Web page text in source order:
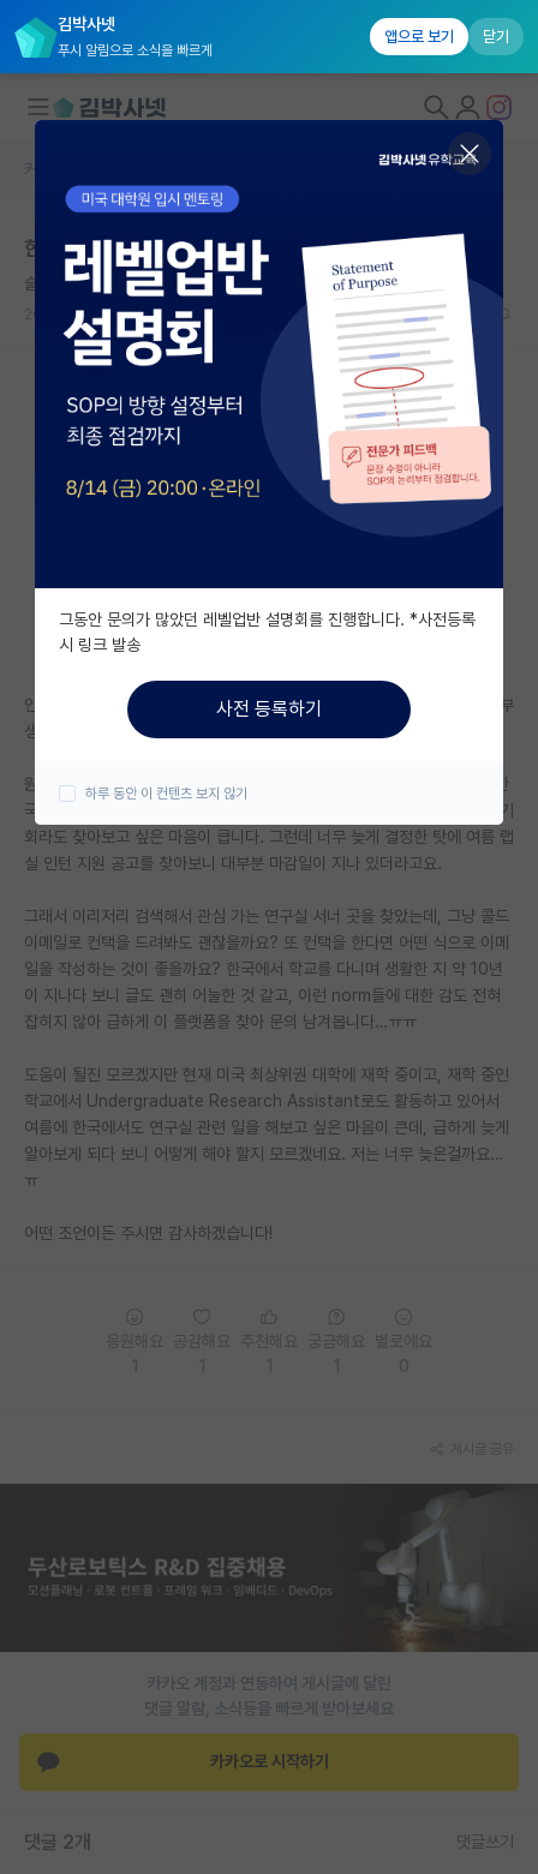
김박사넷
푸시 알림으로 소식을 빠르게
앱으로 보기 닫기
대학원생 모집
국내대학원 정보
연구실&오픈랩
커뮤니티
커뮤니티 홈
전체글보기
베스트 게시판
자유 게시판(아무개랩)
미국 유학 게시판
미국 대학원 합격 후기 게시판
대학원생 모집 게시판
연구실(PI) 홍보 게시판
석박사 채용 정보 게시판
임용 정보 게시판
학부 인턴 게시판
취업 게시판
임용 후기 게시판
PI 전용 게시판
인문사회 계열 게시판
반도체 아카데미
커뮤니티 홈
한국 대학 연구실 여름 학부연구생 관련 문의드립니다
슬기로운 피보나치
2026.06.10 2 1813
안녕하세요, 저는 현재 미국에서 대학교를 다니고 있는 3학년 올라가는 학부
생입니다.
원래 여름 동안 미국에서 인턴을 할 예정이었는데, 급하게 개인 사정으로 한
국으로 돌아가기로 이제야 결정하게 되어 한국에서 랩실 인턴이나 어떠한 기
회라도 찾아보고 싶은 마음이 큽니다. 그런데 너무 늦게 결정한 탓에 여름 랩
실 인턴 지원 공고를 찾아보니 대부분 마감일이 지나 있더라고요.
그래서 이리저리 검색해서 관심 가는 연구실 서너 곳을 찾았는데, 그냥 콜드
이메일로 컨택을 드려봐도 괜찮을까요? 또 컨택을 한다면 어떤 식으로 이메
일을 작성하는 것이 좋을까요? 한국에서 학교를 다니며 생활한 지 약 10년
이 지나다 보니 글도 괜히 어눌한 것 같고, 이런 norm들에 대한 감도 전혀
잡히지 않아 급하게 이 플랫폼을 찾아 문의 남겨봅니다…ㅠㅠ
도움이 될진 모르겠지만 현재 미국 최상위권 대학에 재학 중이고, 재학 중인
학교에서 Undergraduate Research Assistant로도 활동하고 있어서
여름에 한국에서도 연구실 관련 일을 해보고 싶은 마음이 큰데, 급하게 늦게
알아보게 되다 보니 어떻게 해야 할지 모르겠네요. 저는 너무 늦은걸까요…
ㅠ
어떤 조언이든 주시면 감사하겠습니다!
카카오 계정과 연동하여 게시글에 달린
댓글 알람, 소식등을 빠르게 받아보세요
카카오로 시작하기
댓글 2개 댓글쓰기
그동안 문의가 많았던 레벨업반 설명회를 진행합니다. *사전등록
시 링크 발송
사전 등록하기
하루 동안 이 컨텐츠 보지 않기